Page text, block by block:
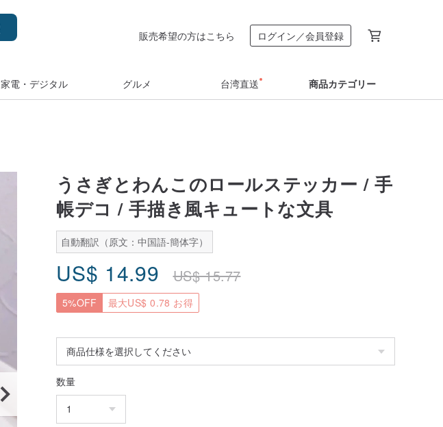
販売希望の方はこちら ログイン／会員登録
家電・デジタル グルメ 台湾直送 商品カテゴリー
うさぎとわんこのロールステッカー / 手
帳デコ / 手描き風キュートな文具
自動翻訳（原文：中国語-簡体字）
US$ 14.99 US$15.77
5%OFF 最大US$ 0.78 お得
数量